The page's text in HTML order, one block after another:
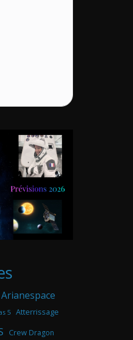
Arianespace
5
Atterrissage
Crew Dragon